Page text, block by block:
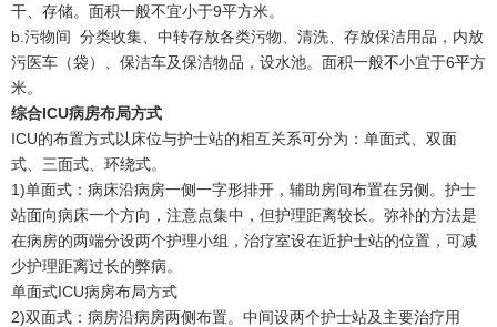
干、存储。面积一般不宜小于9平方米。
b.污物间 分类收集、中转存放各类污物、清洗、存放保洁用品，内放
污医车（袋）、保洁车及保洁物品，设水池。面积一般不小宜于6平方
米。
综合ICU病房布局方式
ICU的布置方式以床位与护士站的相互关系可分为：单面式、双面
式、三面式、环绕式。
1)单面式：病床沿病房一侧一字形排开，辅助房间布置在另侧。护士
站面向病床一个方向，注意点集中，但护理距离较长。弥补的方法是
在病房的两端分设两个护理小组，治疗室设在近护士站的位置，可减
少护理距离过长的弊病。
单面式ICU病房布局方式
2)双面式：病房沿病房两侧布置。中间设两个护士站及主要治疗用